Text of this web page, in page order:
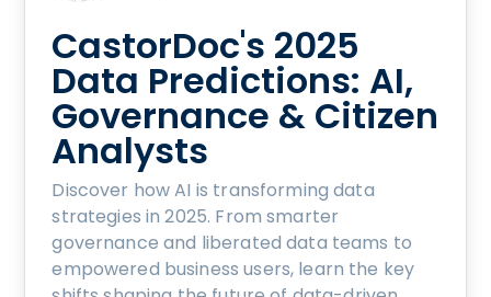
CastorDoc's 2025
Data Predictions: AI,
Governance & Citizen
Analysts
Discover how AI is transforming data
strategies in 2025. From smarter
governance and liberated data teams to
empowered business users, learn the key